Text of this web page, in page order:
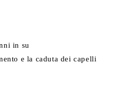
in su
e la caduta dei capelli